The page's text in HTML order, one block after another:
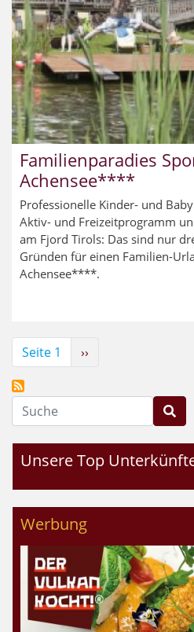
Familienparadies
Achensee****
Professionelle Kinder- und
Aktiv- und Freizeitprogramm
am Fjord Tirols: Das sind nur
Gründen für einen Familien-
Achensee****.
Seitennummerierung
Seite 1
Nächste
››
Suche
Unsere Top
Werbung